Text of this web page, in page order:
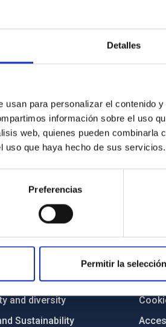
Detalles
usan para personalizar el contenido
información sobre el uso
web, quienes pueden combinarla
uso que haya hecho de sus servicios.
Preferencias
Permitir la selección
and anti-fraud policy
and diversity
Sustainability
IAC